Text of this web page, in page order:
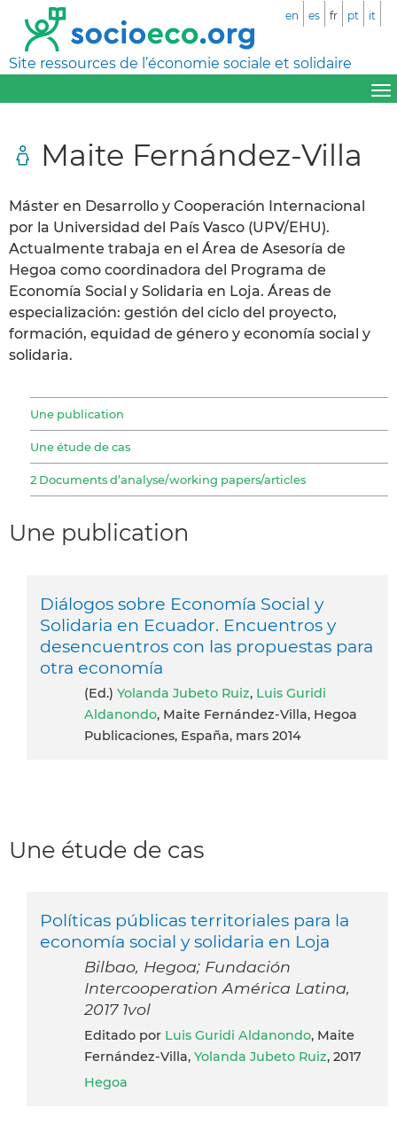
Site ressources de l’économie sociale et solidaire
en es fr pt it
Maite Fernández-Villa
Máster en Desarrollo y Cooperación Internacional
por la Universidad del País Vasco (UPV/EHU).
Actualmente trabaja en el Área de Asesoría de
Hegoa como coordinadora del Programa de
Economía Social y Solidaria en Loja. Áreas de
especialización: gestión del ciclo del proyecto,
formación, equidad de género y economía social y
solidaria.
Une publication
Une étude de cas
2 Documents d’analyse/working papers/articles
Une publication
Diálogos sobre Economía Social y
Solidaria en Ecuador. Encuentros y
desencuentros con las propuestas para
otra economía
(ed.) Yolanda Jubeto Ruiz, Luis Guridi
Aldanondo, Maite Fernández-Villa, Hegoa
Publicaciones, España, mars 2014
Une étude de cas
Políticas públicas territoriales para la
economía social y solidaria en Loja
Bilbao, Hegoa; Fundación
Intercooperation América Latina,
2017 1vol
Editado por Luis Guridi Aldanondo, Maite
Fernández-Villa, Yolanda Jubeto Ruiz, 2017
Hegoa